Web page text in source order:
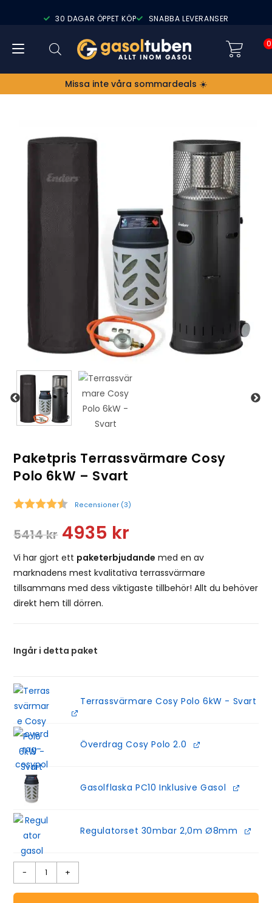
30 DAGAR ÖPPET KÖP SNABBA LEVERANSER
0
Missa inte våra sommardeals ☀️
Paketpris Terrassvärmare Cosy
Polo 6kW – Svart
Recensioner (3)
5414kr 4935 kr
Vi har gjort ett paketerbjudande med en av
marknadens mest kvalitativa terrassvärmare
tillsammans med dess viktigaste tillbehör! Allt du behöver
direkt hem till dörren.
Ingår i detta paket
Terrassvärmare Cosy Polo 6kW - Svart
Överdrag Cosy Polo 2.0
Gasolflaska PC10 Inklusive Gasol
Regulatorset 30mbar 2,0m Ø8mm
- +